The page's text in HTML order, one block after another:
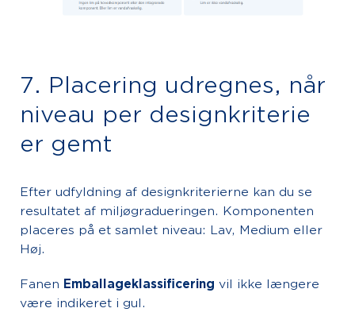
7. Placering udregnes, når
niveau per designkriterie
er gemt
Efter udfyldning af designkriterierne kan du se
resultatet af miljøgradueringen. Komponenten
placeres på et samlet niveau: Lav, Medium eller
Høj.
Fanen Emballageklassificering vil ikke længere
være indikeret i gul.